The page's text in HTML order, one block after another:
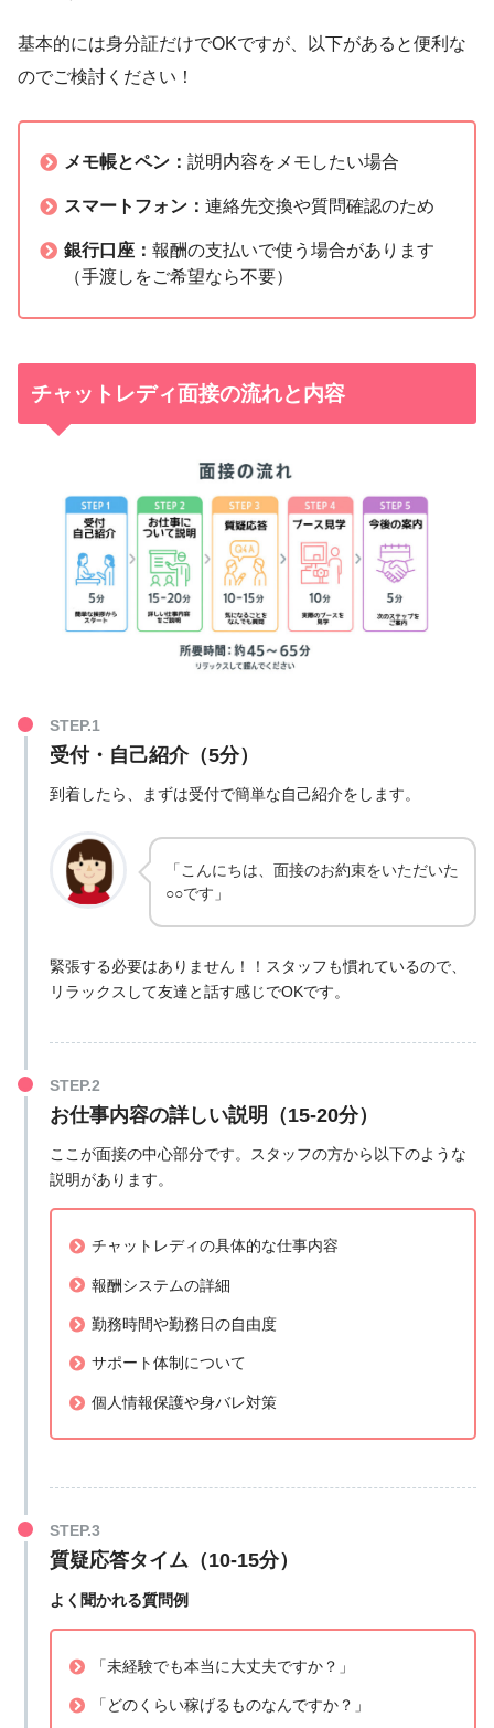
基本的には身分証だけでOKですが、以下があると便利な
のでご検討ください！
メモ帳とペン： 説明内容をメモしたい場合
スマートフォン： 連絡先交換や質問確認のため
銀行口座： 報酬の支払いで使う場合があります
（手渡しをご希望なら不要）
チャットレディ面接の流れと内容
受付・自己紹介（5分）
到着したら、まずは受付で簡単な自己紹介をします。
「こんにちは、面接のお約束をいただいた
○○です」
緊張する必要はありません！！スタッフも慣れているので、
リラックスして友達と話す感じでOKです。
お仕事内容の詳しい説明（15-20分）
ここが面接の中心部分です。スタッフの方から以下のような
説明があります。
チャットレディの具体的な仕事内容
報酬システムの詳細
勤務時間や勤務日の自由度
サポート体制について
個人情報保護や身バレ対策
質疑応答タイム（10-15分）
よく聞かれる質問例
「未経験でも本当に大丈夫ですか？」
「どのくらい稼げるものなんですか？」